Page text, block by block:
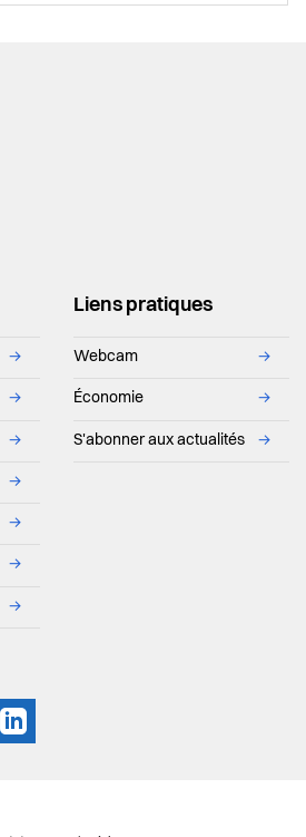
→
→
→
→
→
→
→
Liens pratiques
Webcam →
Économie →
S'abonner aux actualités →